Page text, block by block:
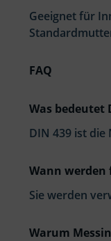
Geeignet für
FAQ
Was bedeutet
DIN 439 ist
Wann werden
Sie werden
Warum